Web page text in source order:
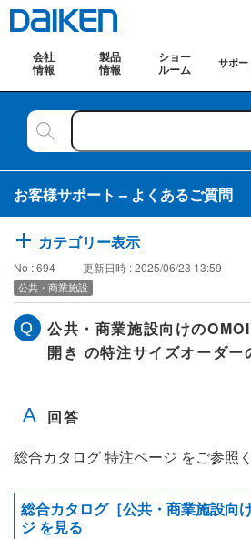
会社
情報
製品
情報
ショー
ルーム
サポー
お客様サポート – よくあるご質問
カテゴリー表示
No : 694 更新日時 : 2025/06/23 13:59
公共・商業施設
公共・商業施設向けの
開き の特注サイズオーダー
総合カタログ 特注ページ をご参照く
総合カタログ［公共・商業施設向
ジ を見る